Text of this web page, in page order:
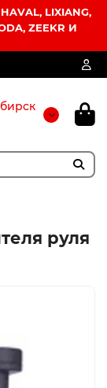
LIXIANG,
ZEEKR И
руля